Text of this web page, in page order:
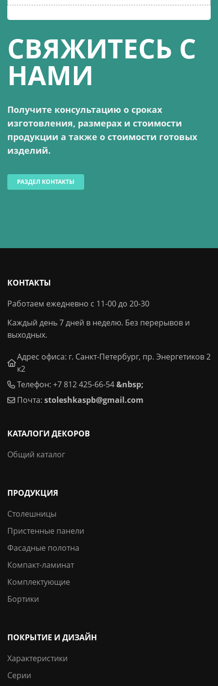
СВЯЖИТЕСЬ С
НАМИ
Получите консультацию о сроках
изготовления, размерах и стоимости
продукции а также о стоимости готовых
изделий.
РАЗДЕЛ КОНТАКТЫ
КОНТАКТЫ
Работаем ежедневно с 11-00 до 20-30
Каждый день 7 дней в неделю. Без перерывов и
выходных.
Адрес офиса: г. Санкт-Петербург, пр. Энергетиков 2
к2
Телефон: +7 812 425-66-54&nbsp;
Почта: stoleshkaspb@gmail.com
КАТАЛОГИ ДЕКОРОВ
Общий каталог
ПРОДУКЦИЯ
Столешницы
Пристенные панели
Фасадные полотна
Компакт-ламинат
Комплектующие
Бортики
ПОКРЫТИЕ И ДИЗАЙН
Характеристики
Серии